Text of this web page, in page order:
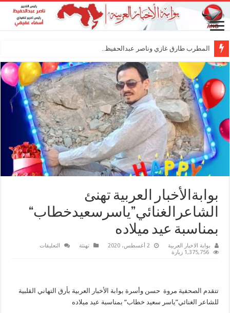
المطرب طارق غازي وناصر عبدالحفيظ.. شراكة فني
بوابةالأخبار العربية تهنئ
الشاعرالغنائي”ياسرسعيدخطاب“
بمناسبة عيد ميلاده
بوابة الاخبار العربية 2 أغسطس، 2020 تهنئة التعليقات
ميلاده
1,375,756 زيارة
تتقدم الصحفية مروة حسن وأسرة بوابة الأخبار العربية بأرق التهاني القلبية
للشاعر الغنائي”ياسر سعيد خطاب“ بمناسبة عيد ميلاده